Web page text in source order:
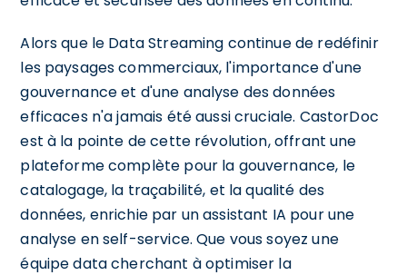
Alors que le Data Streaming continue de redéfinir
les paysages commerciaux, l'importance d'une
gouvernance et d'une analyse des données
efficaces n'a jamais été aussi cruciale. CastorDoc
est à la pointe de cette révolution, offrant une
plateforme complète pour la gouvernance, le
catalogage, la traçabilité, et la qualité des
données, enrichie par un assistant IA pour une
analyse en self-service. Que vous soyez une
équipe data cherchant à optimiser la